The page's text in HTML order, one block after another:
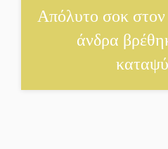
του
«Στο
Απόλυτο σοκ
άνδρα